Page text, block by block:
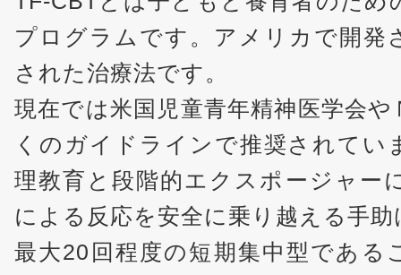
プログラムです。アメリカで開発
された治療法です。
現在では米国児童青年精神医学会や
くのガイドラインで推奨されてい
理教育と段階的エクスポージャー
による反応を安全に乗り越える手
最大20回程度の短期集中型である